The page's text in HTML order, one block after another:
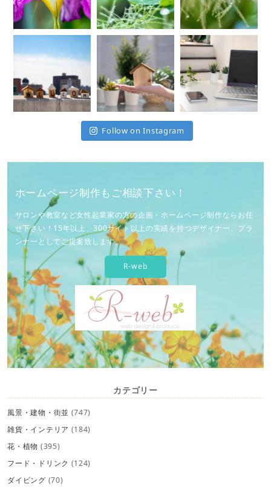
Follow on Instagram
ホームページ制作もご相談下さい！
サロンや教室など女性起業家の方の企画・ホームページ制作ならお任
せ下さい！15年以上、300サイト以上の実績を持つデザイナー、プラ
ンナーとしてご提案致します。
R-web
カテゴリー
風景・建物・街並 (747)
雑貨・インテリア (184)
花・植物 (395)
フード・ドリンク (124)
ダイビング (70)